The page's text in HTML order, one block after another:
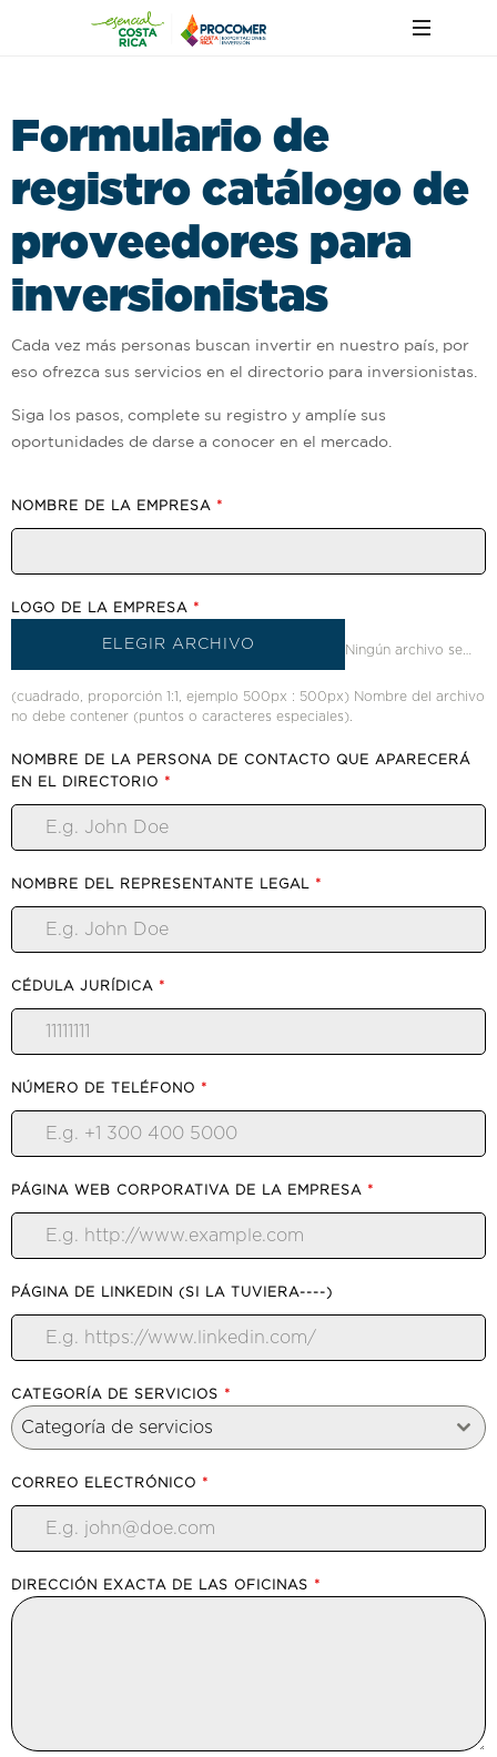
Formu ario d e
registro catá ogo d e
proveed ores para
inversionistas
Cada vez más personas buscan invertir en nuestro país, por
eso ofrezca sus servicios en el directorio para inversionistas.
​Siga los pasos, complete su registro y amplíe sus
oportunidades de darse a conocer en el mercado.
NOMBRE DE LA EMPRESA *
LOGO DE LA EMPRESA *
ELEGIR ARCHIVO
(cuadrado, proporción 1:1, ejemplo 500px : 500px) Nombre del archivo
no debe contener (puntos o caracteres especiales).
NOMBRE DE LA PERSONA DE CONTACTO QUE APARECERÁ
EN EL DIRECTORIO *
NOMBRE DEL REPRESENTANTE LEGAL *
CÉDULA JURÍDICA *
NÚMERO DE TELÉFONO *
PÁGINA WEB CORPORATIVA DE LA EMPRESA *
PÁGINA DE LINKEDIN (SI LA TUVIERA----)
CATEGORÍA DE SERVICIOS *
Categoría de servicios
CORREO ELECTRÓNICO *
DIRECCIÓN EXACTA DE LAS OFICINAS *